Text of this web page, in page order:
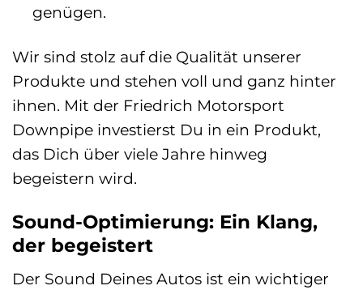
genügen.
Wir sind stolz auf die Qualität unserer
Produkte und stehen voll und ganz hinter
ihnen. Mit der Friedrich Motorsport
Downpipe investierst Du in ein Produkt,
das Dich über viele Jahre hinweg
begeistern wird.
Sound-Optimierung: Ein Klang,
der begeistert
Der Sound Deines Autos ist ein wichtiger